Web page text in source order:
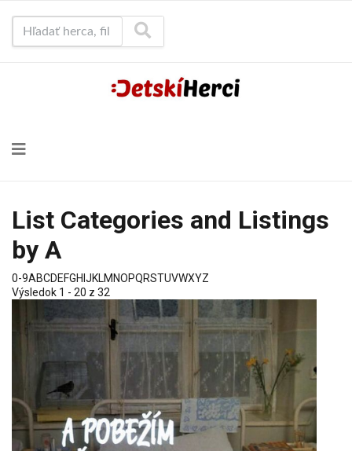
List Categories and Listings
by A
0-9ABCDEFGH JKLM NOPQRSTUVWXYZ
Výsledok 1 - 20 z 32